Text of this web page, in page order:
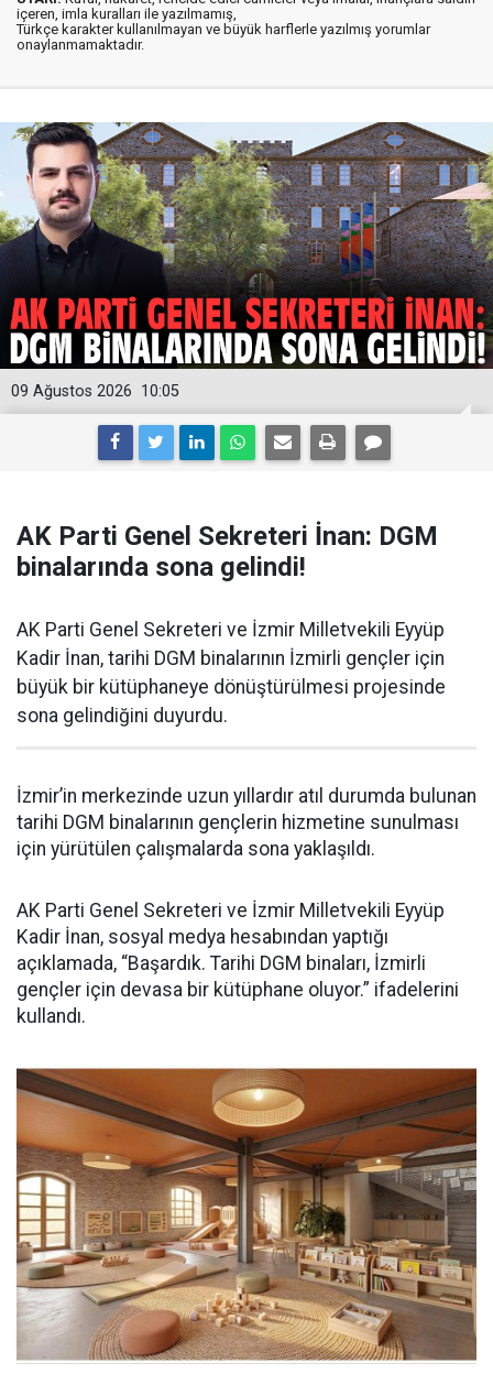
içeren, imla kuralları ile yazılmamış,
Türkçe karakter kullanılmayan ve büyük harflerle yazılmış yorumlar
onaylanmamaktadır.
10:05
09 Ağustos 2026
AK Parti Genel Sekreteri İnan: DGM
binalarında sona gelindi!
AK Parti Genel Sekreteri ve İzmir Milletvekili Eyyüp
Kadir İnan, tarihi DGM binalarının İzmirli gençler için
büyük bir kütüphaneye dönüştürülmesi projesinde
sona gelindiğini duyurdu.
İzmir’in merkezinde uzun yıllardır atıl durumda bulunan
tarihi DGM binalarının gençlerin hizmetine sunulması
için yürütülen çalışmalarda sona yaklaşıldı.
AK Parti Genel Sekreteri ve İzmir Milletvekili Eyyüp
Kadir İnan, sosyal medya hesabından yaptığı
açıklamada, “Başardık. Tarihi DGM binaları, İzmirli
gençler için devasa bir kütüphane oluyor.” ifadelerini
kullandı.